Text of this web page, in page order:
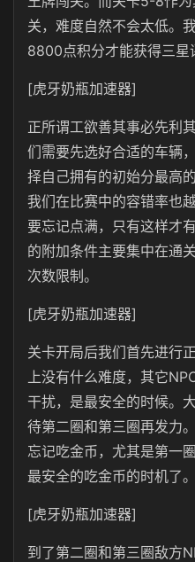
关，难度自然不会太低。
8800点积分才能获得三星
[虎牙奶瓶加速器]
正所谓工欲善其事必先利
们需要先选好合适的车辆
择自己拥有的初始分最高
我们在比赛中的容错率也
要忘记点满，只有这样才
的附加条件主要集中在通
次数限制。
[虎牙奶瓶加速器]
关卡开局后我们首先进行
上没有什么难度，其它
干扰，是最安全的时候。
待第二圈和第三圈再发力
忘记吃金币，尤其是第一
最安全的吃金币的时机了。
[虎牙奶瓶加速器]
到了第二圈和第三圈敌方